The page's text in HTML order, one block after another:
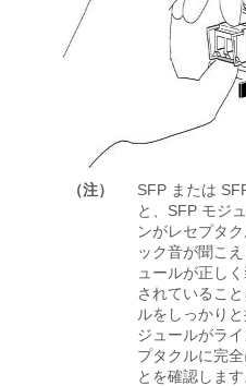
（注）
SFP または
と、SFP モジ
ンがレセプタ
ック音が聞こ
ュールが正し
されているこ
ルをしっかり
ジュールがラ
プタクルに完
とを確認します